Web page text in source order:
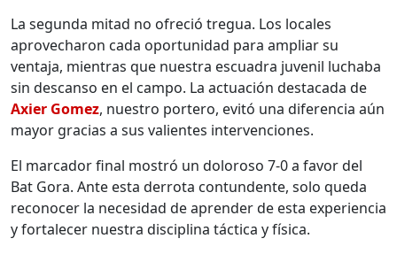
La segunda mitad no ofreció tregua. Los locales
aprovecharon cada oportunidad para ampliar su
ventaja, mientras que nuestra escuadra juvenil luchaba
sin descanso en el campo. La actuación destacada de
Axier Gomez, nuestro portero, evitó una diferencia aún
mayor gracias a sus valientes intervenciones.
El marcador final mostró un doloroso 7-0 a favor del
Bat Gora. Ante esta derrota contundente, solo queda
reconocer la necesidad de aprender de esta experiencia
y fortalecer nuestra disciplina táctica y física.